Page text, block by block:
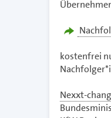
kostenfrei
Nexxt-